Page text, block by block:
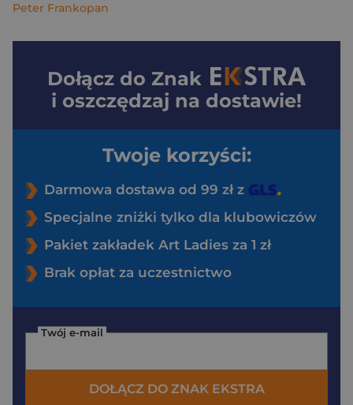
Peter Frankopan
Dołącz do Znak
i oszczędzaj na dostawie!
Twoje korzyści:
Darmowa dostawa od 99 zł z
Specjalne zniżki tylko dla klubowiczów
Pakiet zakładek Art Ladies za 1 zł
Brak opłat za uczestnictwo
Twój e-mail
DOŁĄCZ DO ZNAK EKSTRA